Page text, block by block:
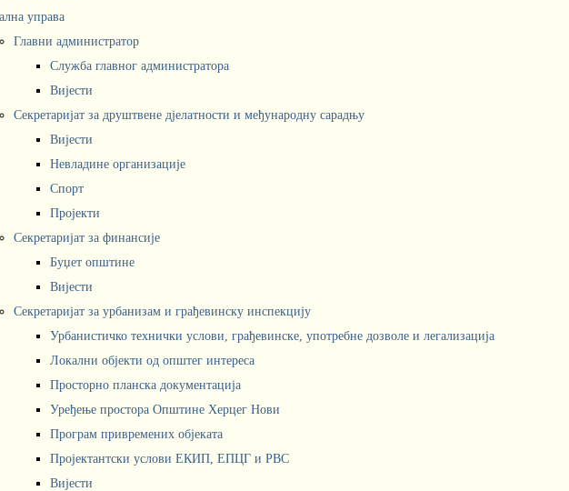
управа
Главни администратор
Служба главног администратора
Вијести
Секретаријат за друштвене дјелатности и међународну сарадњу
Вијести
Невладине организације
Спорт
Пројекти
Секретаријат за финансије
Буџет општине
Вијести
Секретаријат за урбанизам и грађевинску инспекцију
Урбанистичко технички услови, грађевинске, употребне дозволе и легализација
Локални објекти од општег интереса
Просторно планска документација
Уређење простора Општине Херцег Нови
Програм привремених објеката
Пројектантски услови ЕКИП, ЕПЦГ и РВС
Вијести